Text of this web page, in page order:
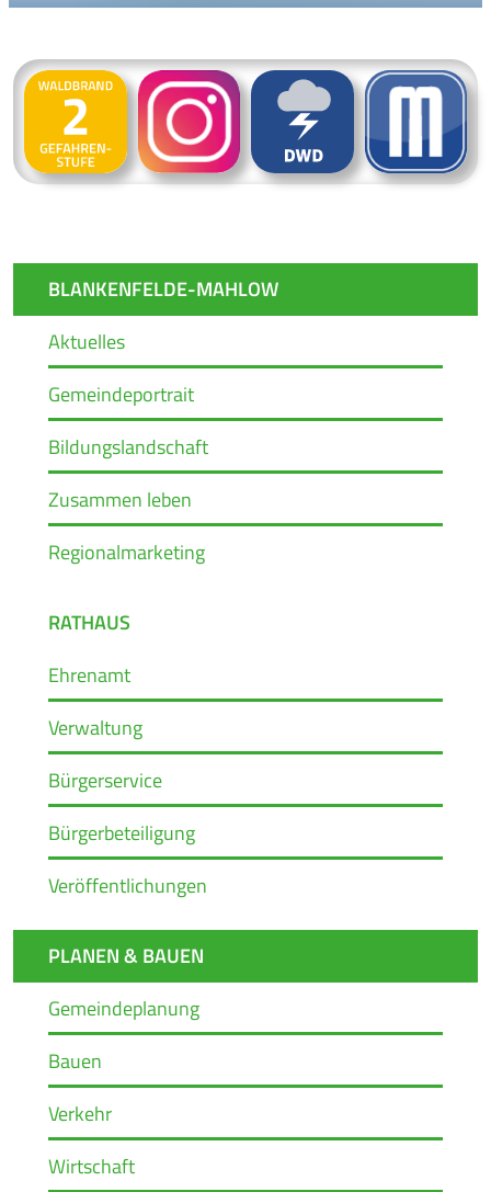
BLANKENFELDE-MAHLOW
Aktuelles
Gemeindeportrait
Bildungslandschaft
Zusammen leben
Regionalmarketing
RATHAUS
Ehrenamt
Verwaltung
Bürgerservice
Bürgerbeteiligung
Veröffentlichungen
PLANEN & BAUEN
Gemeindeplanung
Bauen
Verkehr
Wirtschaft